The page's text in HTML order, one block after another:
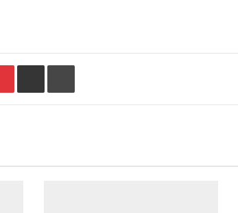
E-Posta ile paylaş Yazdır